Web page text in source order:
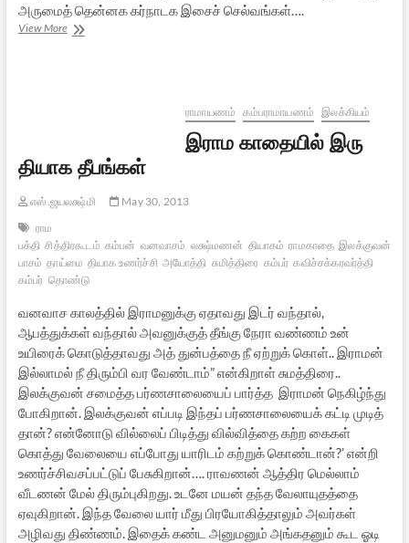
அருமைத் தென்னக கர்நாடக இசைச் செல்வங்கள்….
View Moreஎப்படிப்
ராமாயணம்
கம்பராமாயணம் இலக்கியம்
இராம காதையில் இரு
தியாக தீபங்கள்
எஸ்.ஜயலக்ஷ்மி
May 30, 2013
ராம
பக்தி சித்திரகூடம் கம்பன் வனவாசம் லக்ஷ்மணன் தியாகம் ராமகாதை இலக்குவன்
பாசம் தாய்மை தியாக உணர்ச்சி அயோத்தி சுமித்திரை கம்பர் கவிச்சக்கரவர்த்தி
கம்பர் தொண்டு
வனவாச காலத்தில் இராமனுக்கு ஏதாவது இடர் வந்தால்,
ஆபத்துக்கள் வந்தால் அவனுக்குத் தீங்கு நேரா வண்ணம் உன்
உயிரைக் கொடுத்தாவது அத் துன்பத்தை நீ ஏற்றுக் கொள்.. இராமன்
இல்லாமல் நீ திரும்பி வர வேண்டாம்” என்கிறாள் சுமத்திரை..
இலக்குவன் சமைத்த பர்ணசாலையைப் பார்த்த இராமன் நெகிழ்ந்து
போகிறான். இலக்குவன் எப்படி இந்தப் பர்ணசாலையைக் கட்டி முடித்
தான்? என்னோடு வில்லைப் பிடித்து வில்வித்தை கற்ற கைகள்
கொத்து வேலையை எப்போது யாரிடம் கற்றுக் கொண்டான்?’ என்றி
உணர்ச்சிவசப்பட்டுப் பேசுகிறான்…. ராவணன் ஆத்திர மெல்லாம்
வீடணன் மேல் திரும்புகிறது. உடனே மயன் தந்த வேலாயுதத்தை
ஏவுகிறான். இந்த வேலை யார் மீது பிரயோகித்தாலும் அவர்கள்
அழிவது திண்ணம். இதைக் கண்ட அனுமனும் அங்கதனும் கூட ஓடி